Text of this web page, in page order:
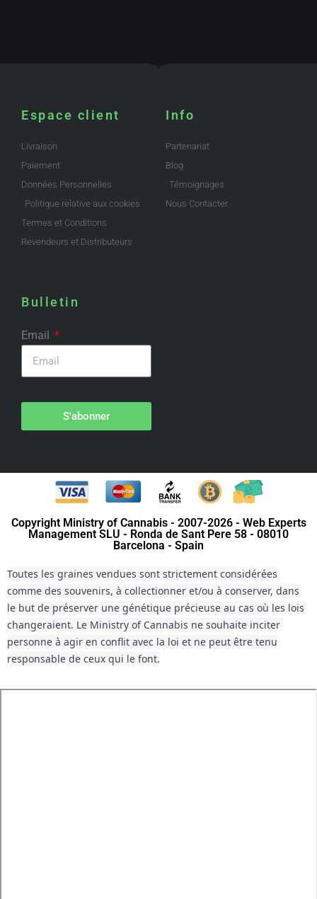
Espace client
Livraison
Paiement
Données Personnelles
Politique relative aux cookies
Termes et Conditions
Revendeurs et Distributeurs
Info
Partenariat
Blog
Témoignages
Nous Contacter
Bulletin
Email
S'abonner
Copyright Ministry of Cannabis - 2007-2026 - Web Experts
Management SLU - Ronda de Sant Pere 58 - 08010
Barcelona - Spain
Toutes les graines vendues sont strictement considérées
comme des souvenirs, à collectionner et/ou à conserver, dans
le but de préserver une génétique précieuse au cas où les lois
changeraient. Le Ministry of Cannabis ne souhaite inciter
personne à agir en conflit avec la loi et ne peut être tenu
responsable de ceux qui le font.